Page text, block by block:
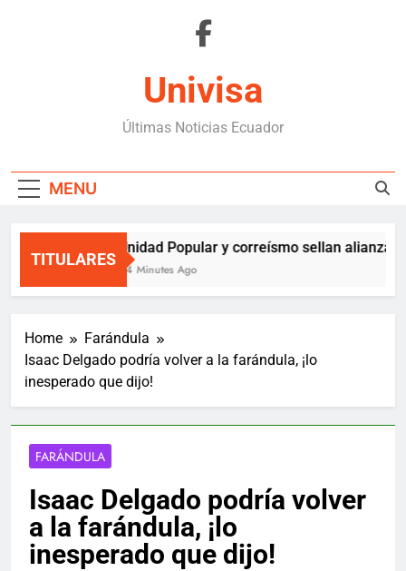
Univisa
Últimas Noticias Ecuador
MENU
TITULARES
Unidad Popular y correísmo sellan alianza
44 Minutes Ago
Home
Farándula
Isaac Delgado podría volver a la farándula, ¡lo
inesperado que dijo!
FARÁNDULA
Isaac Delgado podría volver
a la farándula, ¡lo
inesperado que dijo!